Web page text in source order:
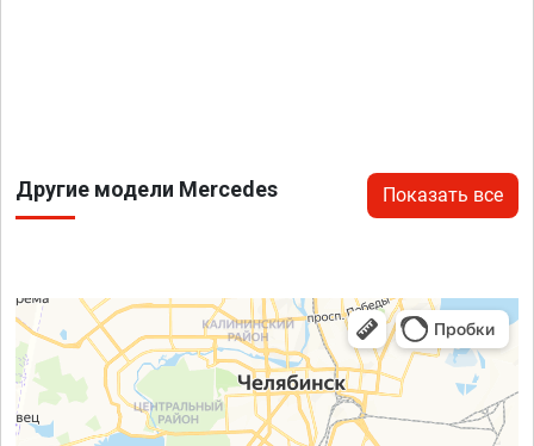
Другие модели Mercedes Показать все